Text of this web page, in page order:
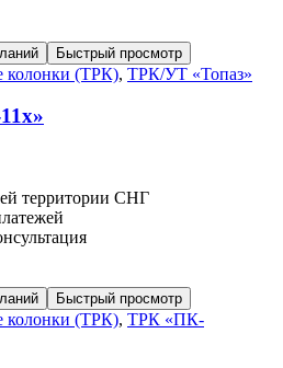
Быстрый просмотр
колонки (ТРК), ТРК/УТ «Топаз»
территории СНГ
Быстрый просмотр
колонки (ТРК), ТРК «ПК-